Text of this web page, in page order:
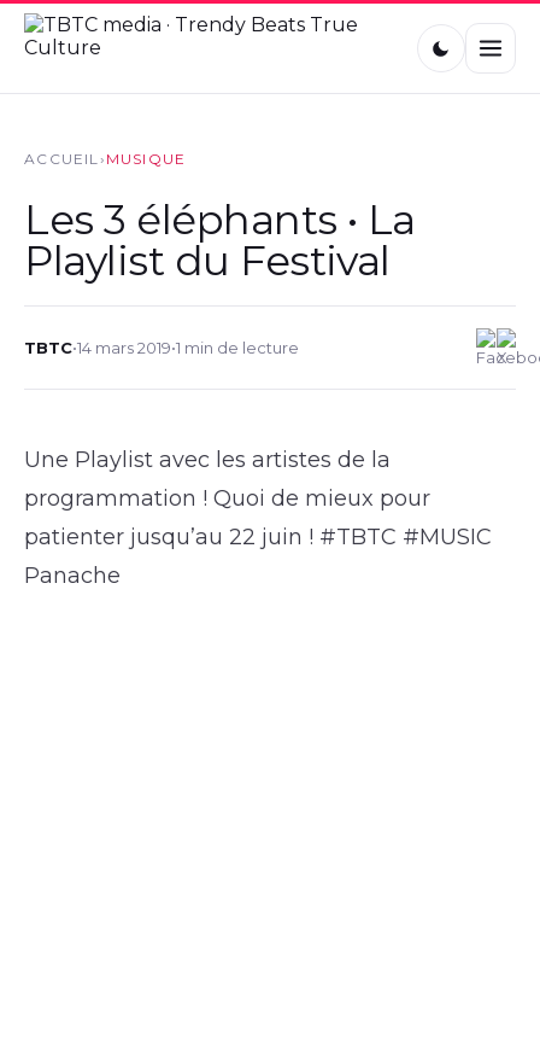
ACCUEIL› MUSIQUE
Les 3 éléphants • La
Playlist du Festival
TBTC•14 mars 2019•1 min de lecture
Une Playlist avec les artistes de la
programmation ! Quoi de mieux pour
patienter jusqu’au 22 juin ! #TBTC #MUSIC
Panache